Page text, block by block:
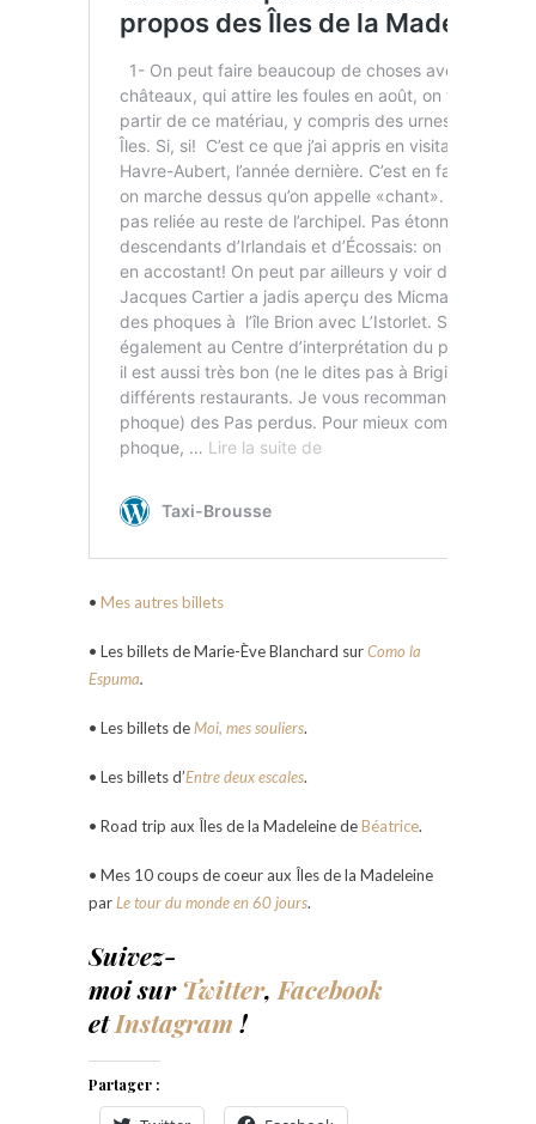
• Mes autres billets
• Les billets de Marie-Ève Blanchard surComo la
Espuma.
• Les billets deMoi, mes souliers.
• Les billets d’Entre deux escales.
• Road trip aux Îles de la Madeleine deBéatrice.
• Mes 10 coups de coeur aux Îles de la Madeleine
parLe tour du monde en 60 jours.
Suivez-
moi sur Twitter, Facebook
etInstagram !
Partager :